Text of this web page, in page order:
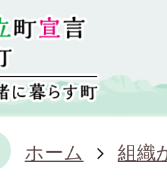
ホーム 組織